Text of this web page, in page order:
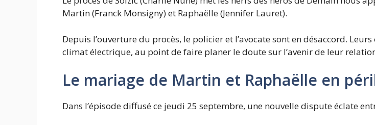
Martin (Franck Monsigny) et Raphaëlle (Jennifer Lauret).
Depuis l’ouverture du procès, le policier et l’avocate sont en désaccord.
climat électrique, au point de faire planer le doute sur l’avenir de leur
Le mariage de Martin et Raphaëlle en
Dans l’épisode diffusé ce jeudi 25 septembre, une nouvelle dispute éclate